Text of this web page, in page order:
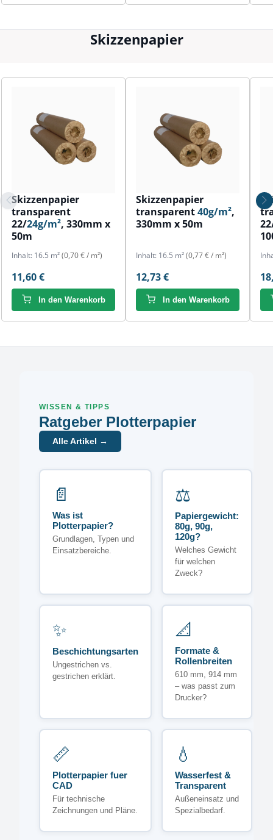
Skizzenpapier
Skizzenpapier
transparent
22/24g/m², 330mm x
50m
Inhalt: 16.5 m²(0,70 € / m²)
11,60 €
In den Warenkorb
Skizzenpapier
transparent40g/m²,
330mm x 50m
Inhalt: 16.5 m²(0,77 € / m²)
12,73 €
In den Warenkorb
WISSEN & TIPPS
Ratgeber Plotterpapier
Alle Artikel →
📄
Was ist
Plotterpapier?
Grundlagen, Typen und
Einsatzbereiche.
⚖️
Papiergewicht:
80g, 90g,
120g?
Welches Gewicht
für welchen
Zweck?
✨
Beschichtungsarten
Ungestrichen vs.
gestrichen erklärt.
📐
Formate &
Rollenbreiten
610 mm, 914 mm
– was passt zum
Drucker?
📏
Plotterpapier fuer
CAD
Für technische
Zeichnungen und Pläne.
💧
Wasserfest &
Transparent
Außeneinsatz und
Spezialbedarf.